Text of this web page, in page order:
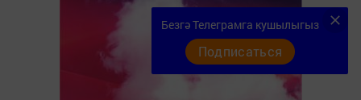
Безгә Телеграмга кушылыгыз
Подписаться